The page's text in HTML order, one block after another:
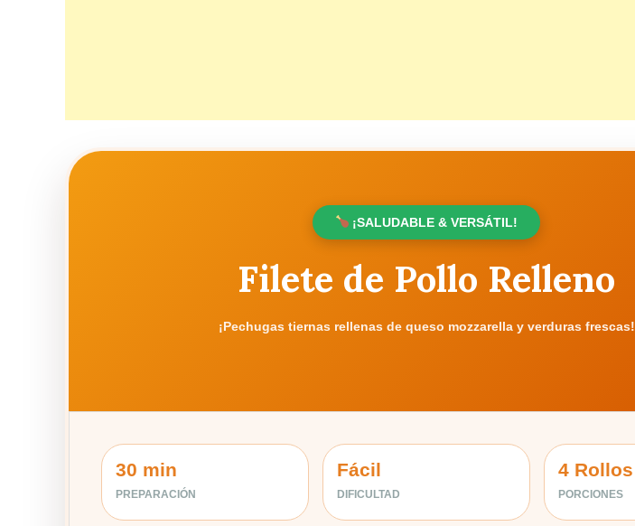
¡SALUDABLE & VERSÁTIL!
Filete de Pollo Relleno
¡Pechugas tiernas rellenas de queso mozzarella y verduras frescas!
30 min
PREPARACIÓN
Fácil
DIFICULTAD
4 Rollos
PORCIONES